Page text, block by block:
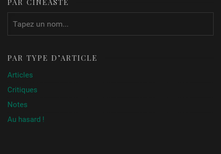
PAR TYPE D’ARTICLE
Articles
Critiques
Notes
Au hasard !